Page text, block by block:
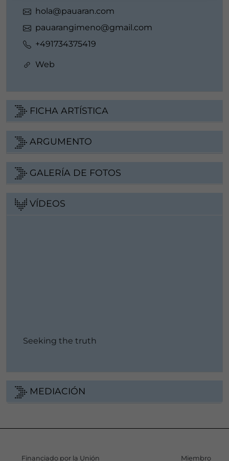
hola@pauaran.com
pauarangimeno@gmail.com
+491734375419
Web
FICHA ARTÍSTICA
ARGUMENTO
GALERÍA DE FOTOS
VÍDEOS
Seeking the truth
MEDIACIÓN
Financiado por la Unión Miembro